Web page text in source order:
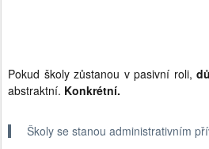
Pokud školy zůstanou v pasivní roli,
abstraktní. Konkrétní.
Školy se stanou administrativním